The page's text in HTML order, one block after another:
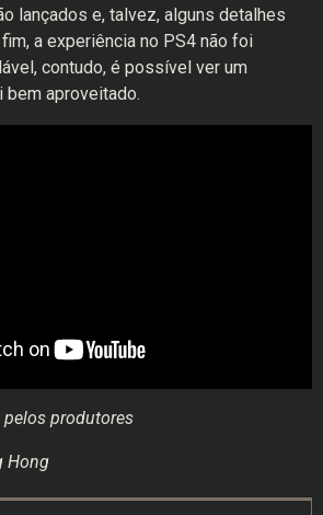
lançados e, talvez, alguns detalhes
a experiência no PS4 não foi
contudo, é possível ver um
bem aproveitado.
pelos produtores
Hong